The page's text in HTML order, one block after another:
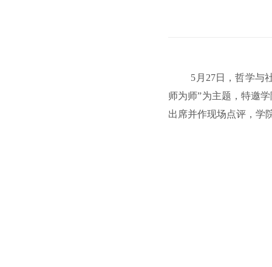
5月27日，哲学与
师为师”为主题，特邀
出席并作现场点评，学